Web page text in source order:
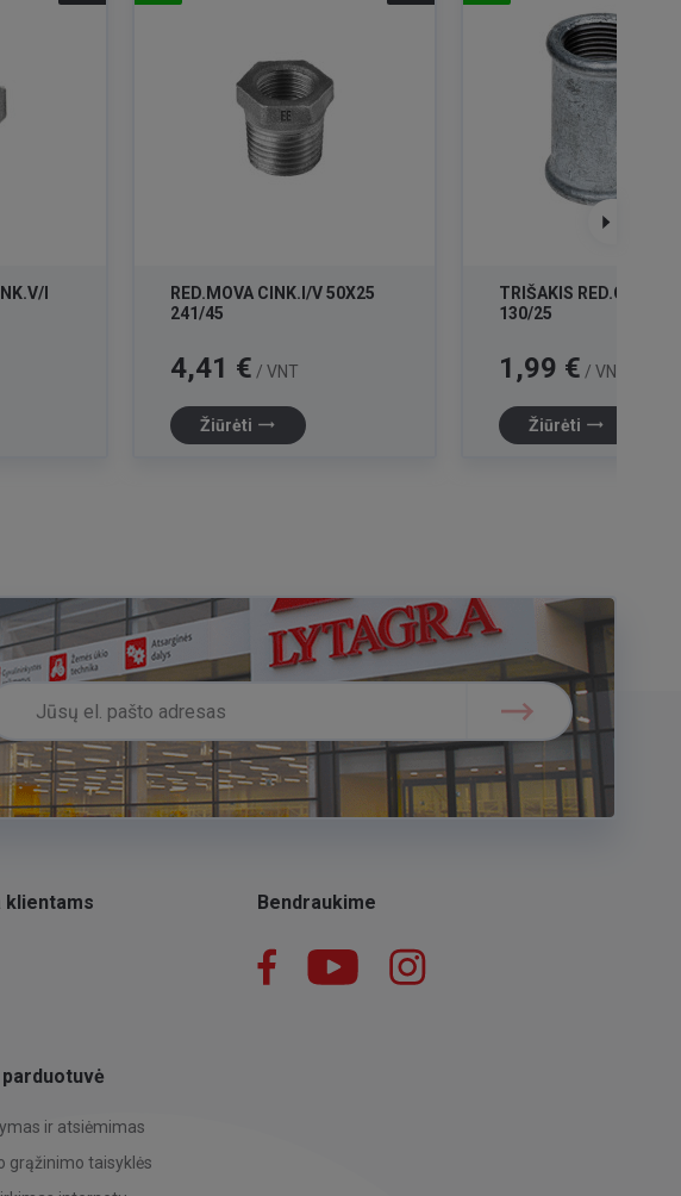
I
RED.MOVA CINK.I/V 50X25
241/45
Kaina
4,41 € / VNT
Žiūrėti trending_flat
TRIŠAKIS
130/25
Kaina
1,99 € / VNT
Žiūrėti trending_flat
klientams
ir atsiėmimas
grąžinimo taisyklės
Bendraukime
Facebook YouTube